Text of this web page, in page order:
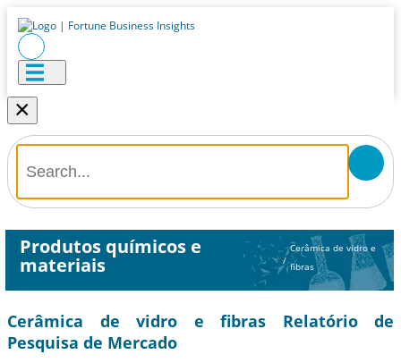
×
Produtos químicos e
materiais /
Cerâmica de vidro e
fibras
Cerâmica de vidro e fibras Relatório de
Pesquisa de Mercado